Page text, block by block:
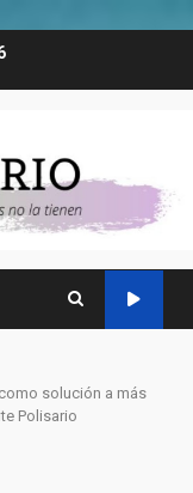
solución a más
Polisario